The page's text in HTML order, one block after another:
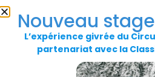
NOS
Nouveau
L’expérience givrée du
partenariat avec la